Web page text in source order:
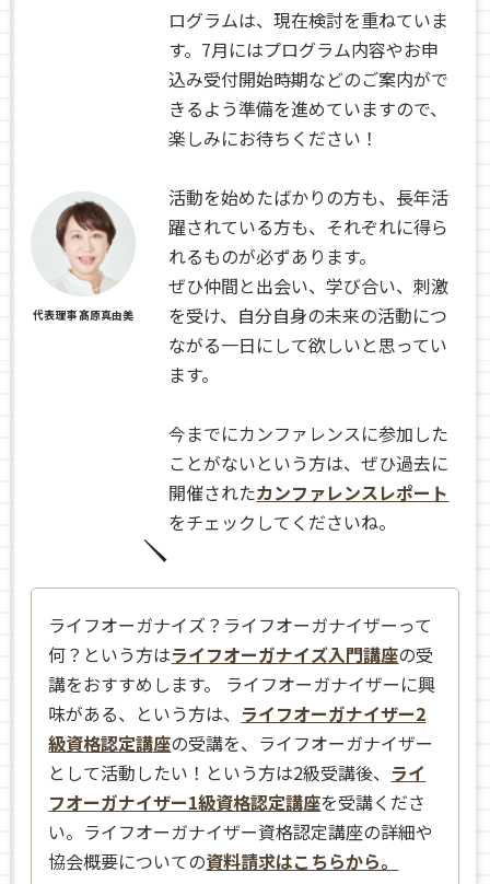
代表理事 髙原真由美
ログラムは、現在検討を重ねていま
す。7月にはプログラム内容やお申
込み受付開始時期などのご案内がで
きるよう準備を進めていますので、
楽しみにお待ちください！
活動を始めたばかりの方も、長年活
躍されている方も、それぞれに得ら
れるものが必ずあります。
ぜひ仲間と出会い、学び合い、刺激
を受け、自分自身の未来の活動につ
ながる一日にして欲しいと思ってい
ます。
今までにカンファレンスに参加した
ことがないという方は、ぜひ過去に
開催されたカンファレンスレポート
をチェックしてくださいね。
ライフオーガナイズ？ライフオーガナイザーって
何？という方はライフオーガナイズ入門講座の受
講をおすすめします。 ライフオーガナイザーに興
味がある、という方は、 ライフオーガナイザー2
級資格認定講座の受講を、ライフオーガナイザー
として活動したい！という方は2級受講後、 ライ
フオーガナイザー1級資格認定講座を受講くださ
い。ライフオーガナイザー資格認定講座の詳細や
協会概要についての資料請求はこちらから。